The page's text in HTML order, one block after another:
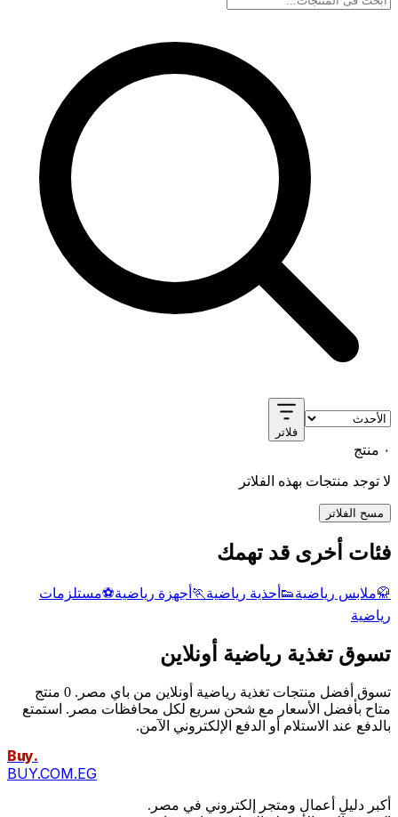
فلاتر
٠ منتج
لا توجد منتجات بهذه الفلاتر
مسح الفلاتر
فئات أخرى قد تهمك
🥋ملابس رياضية👟 أحذية رياضية 🏃 أجهزة رياضية⚽مستلزمات
رياضية
تسوق تغذية رياضية أونلاين
تسوق أفضل منتجات تغذية رياضية أونلاين من باي مصر. 0 منتج
متاح بأفضل الأسعار مع شحن سريع لكل محافظات مصر. استمتع
بالدفع عند الاستلام أو الدفع الإلكتروني الآمن.
Buy.
BUY.COM.EG
أكبر دليل أعمال ومتجر إلكتروني في مصر.